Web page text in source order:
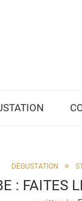
DÉGUSTATION
: FAITES